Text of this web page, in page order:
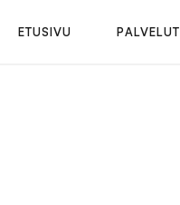
ETUSIVU PALVELUT